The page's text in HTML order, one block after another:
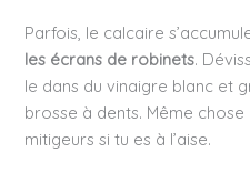
Parfois, le calcaire
les écrans de robinets.
le dans du vinaigre blanc et
brosse à dents. Même
mitigeurs si tu es à l’aise.